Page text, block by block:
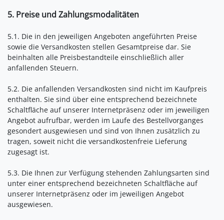
5. Preise und Zahlungsmodalitäten
5.1. Die in den jeweiligen Angeboten angeführten Preise
sowie die Versandkosten stellen Gesamtpreise dar. Sie
beinhalten alle Preisbestandteile einschließlich aller
anfallenden Steuern.
5.2. Die anfallenden Versandkosten sind nicht im Kaufpreis
enthalten. Sie sind über eine entsprechend bezeichnete
Schaltfläche auf unserer Internetpräsenz oder im jeweiligen
Angebot aufrufbar, werden im Laufe des Bestellvorganges
gesondert ausgewiesen und sind von Ihnen zusätzlich zu
tragen, soweit nicht die versandkostenfreie Lieferung
zugesagt ist.
5.3. Die Ihnen zur Verfügung stehenden Zahlungsarten sind
unter einer entsprechend bezeichneten Schaltfläche auf
unserer Internetpräsenz oder im jeweiligen Angebot
ausgewiesen.